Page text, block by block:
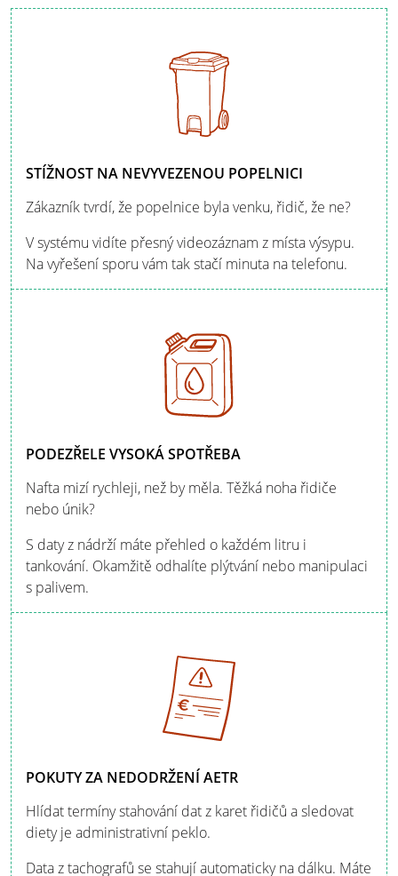
STÍŽNOST NA NEVYVEZENOU POPELNICI
Zákazník tvrdí, že popelnice byla venku, řidič, že ne?
V systému vidíte přesný videozáznam z místa výsypu.
Na vyřešení sporu vám tak stačí minuta na telefonu.
PODEZŘELE VYSOKÁ SPOTŘEBA
Nafta mizí rychleji, než by měla. Těžká noha řidiče
nebo únik?
S daty z nádrží máte přehled o každém litru i
tankování. Okamžitě odhalíte plýtvání nebo manipulaci
s palivem.
POKUTY ZA NEDODRŽENÍ AETR
Hlídat termíny stahování dat z karet řidičů a sledovat
diety je administrativní peklo.
Data z tachografů se stahují automaticky na dálku. Máte